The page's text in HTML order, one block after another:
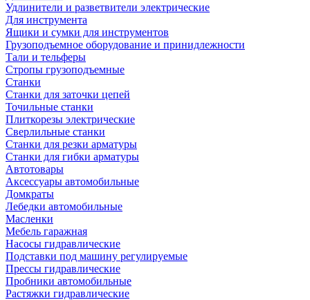
Удлинители и разветвители электрические
Для инструмента
Ящики и сумки для инструментов
Грузоподъемное оборудование и принидлежности
Тали и тельферы
Стропы грузоподъемные
Станки
Станки для заточки цепей
Точильные станки
Плиткорезы электрические
Сверлильные станки
Станки для резки арматуры
Станки для гибки арматуры
Автотовары
Аксессуары автомобильные
Домкраты
Лебедки автомобильные
Масленки
Мебель гаражная
Насосы гидравлические
Подставки под машину регулируемые
Прессы гидравлические
Пробники автомобильные
Растяжки гидравлические